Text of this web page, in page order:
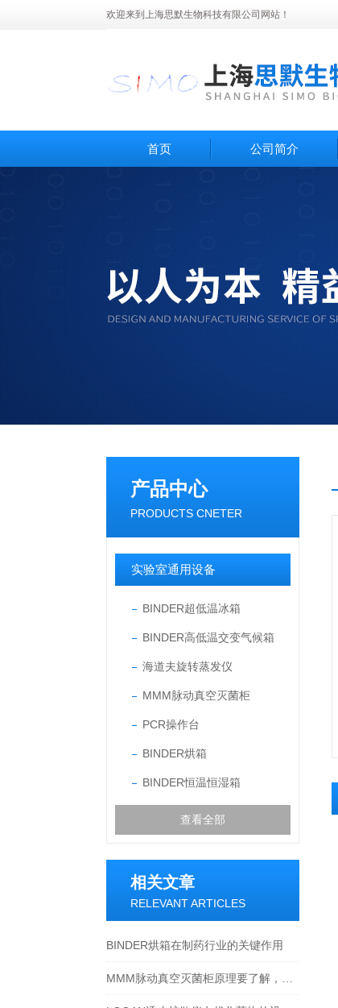
欢迎来到上海思默生物科技有限公司网站！
首页 公司简介
产品中心
PRODUCTS CNETER
实验室通用设备
BINDER超低温冰箱
BINDER高低温交变气候箱
海道夫旋转蒸发仪
MMM脉动真空灭菌柜
PCR操作台
BINDER烘箱
BINDER恒温恒湿箱
查看全部
相关文章
RELEVANT ARTICLES
BINDER烘箱在制药行业的关键作用